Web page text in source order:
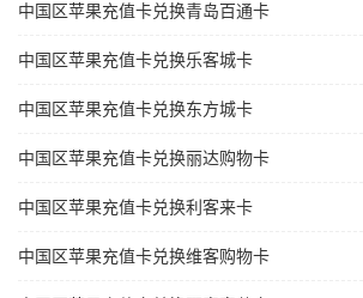
中国区苹果充值卡兑换青岛百通卡
中国区苹果充值卡兑换乐客城卡
中国区苹果充值卡兑换东方城卡
中国区苹果充值卡兑换丽达购物卡
中国区苹果充值卡兑换利客来卡
中国区苹果充值卡兑换维客购物卡